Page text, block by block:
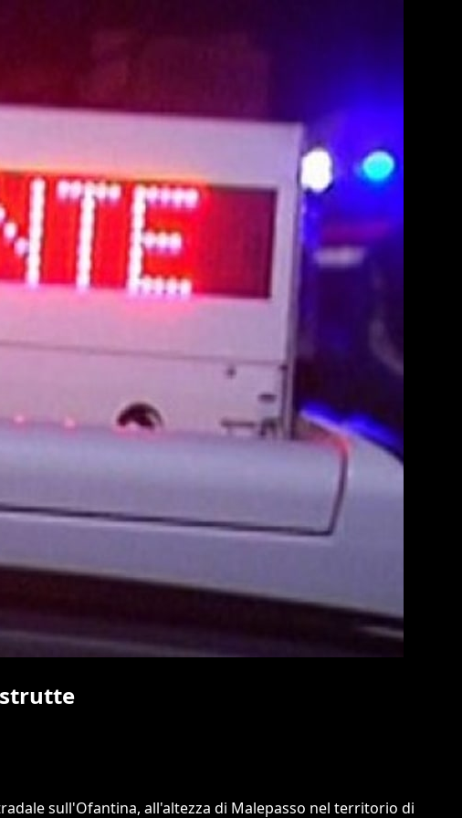
sull'Ofantina, all'altezza di Malepasso nel territorio di